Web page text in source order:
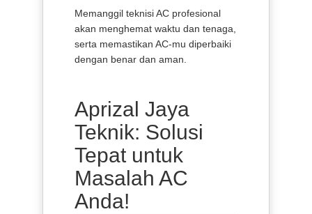
Memanggil teknisi AC profesional
akan menghemat waktu dan tenaga,
serta memastikan AC-mu diperbaiki
dengan benar dan aman.
Aprizal Jaya
Teknik: Solusi
Tepat untuk
Masalah AC
Anda!